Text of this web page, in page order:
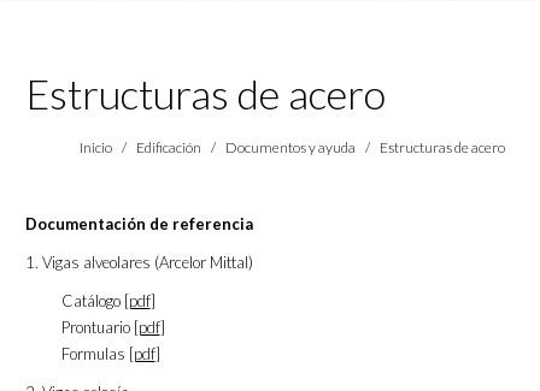
Estructuras de acero
Estás aquí:
Inicio Edificación Documentos y ayuda Estructuras de acero
Documentación de referencia
1. Vigas alveolares (Arcelor Mittal)
Catálogo [pdf]
Prontuario [pdf]
Formulas [pdf]